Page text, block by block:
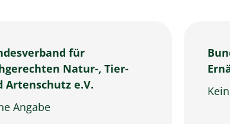
für
Natur-, Tier-
Artenschutz e.V.
Angabe